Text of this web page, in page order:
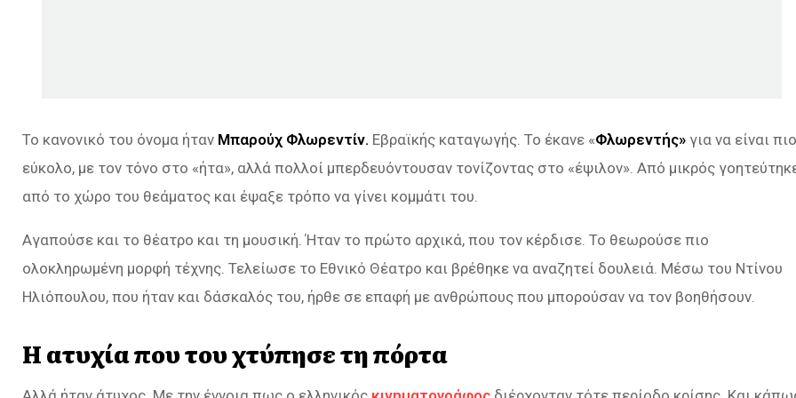
Το κανονικό του όνομα ήταν Μπαρούχ Φλωρεντίν. Εβραϊκής καταγωγής. Το έκανε «Φλωρεντής» για να είναι πιο
εύκολο, με τον τόνο στο «ήτα», αλλά πολλοί μπερδευόντουσαν τονίζοντας στο «έψιλον». Από μικρός
από το χώρο του θεάματος και έψαξε τρόπο να γίνει κομμάτι του.
Αγαπούσε και το θέατρο και τη μουσική. Ήταν το πρώτο αρχικά, που τον κέρδισε. Το θεωρούσε πιο
ολοκληρωμένη μορφή τέχνης. Τελείωσε το Εθνικό Θέατρο και βρέθηκε να αναζητεί δουλειά. Μέσω του Ντίνου
Ηλιόπουλου, που ήταν και δάσκαλός του, ήρθε σε επαφή με ανθρώπους που μπορούσαν να τον βοηθήσουν.
Η ατυχία που του χτύπησε τη πόρτα